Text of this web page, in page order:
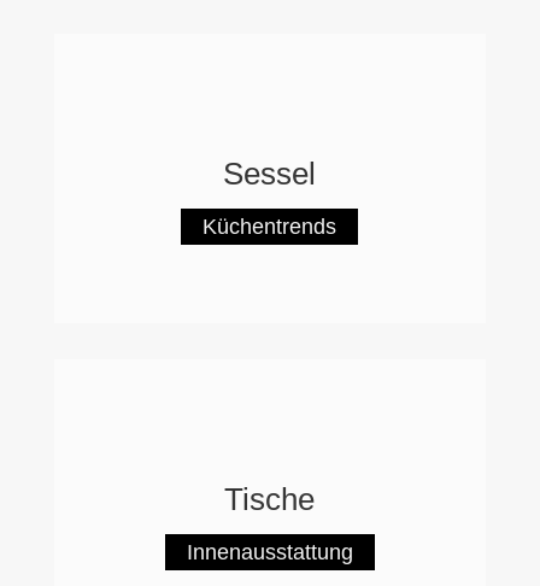
Sessel
Küchentrends
Tische
Innenausstattung